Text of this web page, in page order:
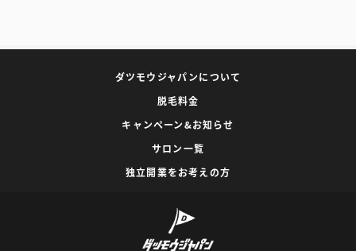
ダツモウジャパンについて
脱毛料金
キャンペーン&お知らせ
サロン一覧
独立開業をお考えの方